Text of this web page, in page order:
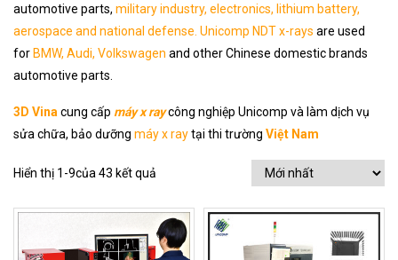
automotive parts, military industry, electronics, lithium battery,
aerospace and national defense. Unicomp NDT x-rays are used
for BMW, Audi, Volkswagen and other Chinese domestic brands
automotive parts.
3D Vina cung cấp máy x raycông nghiệp Unicomp và làm dịch vụ
sửa chữa, bảo dưỡng máy x raytại thi trường Việt Nam
Hiển thị 1-9của 43 kết quả